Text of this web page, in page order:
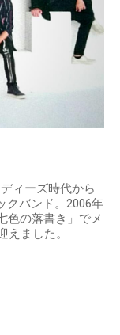
ィーズ時代から
クバンド。2006年
色の落書き」でメ
えました。